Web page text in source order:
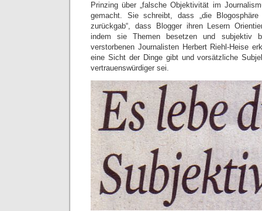
Prinzing über „falsche Objektivität im
gemacht. Sie schreibt, dass „die
zurückgab“, dass Blogger ihren Lesern
indem sie Themen besetzen und subjektiv
verstorbenen Journalisten Herbert Riehl-Heise
eine Sicht der Dinge gibt und vorsätzliche
vertrauenswürdiger sei.